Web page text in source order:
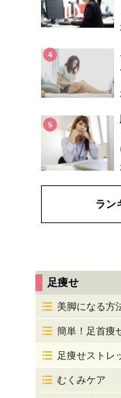
4
5
ラン
足痩せ
美脚になる方
簡単！足首痩
足痩せストレ
むくみケア